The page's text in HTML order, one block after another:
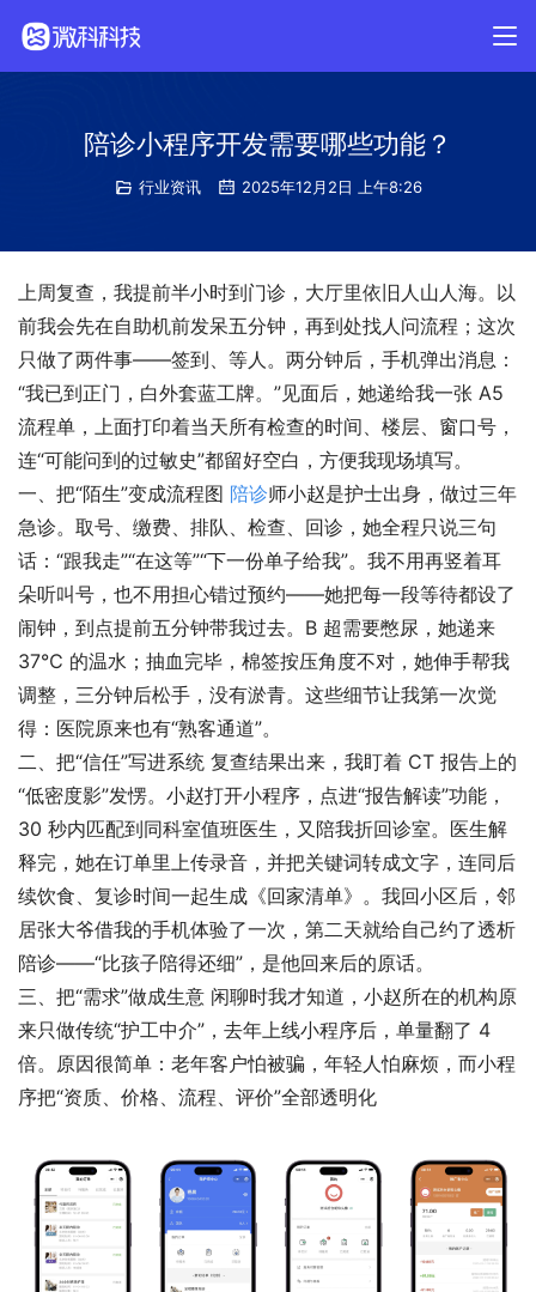
陪诊小程序开发需要哪些功能？
行业资讯 2025年12月2日 上午8:26
上周复查，我提前半小时到门诊，大厅里依旧人山人海。以
前我会先在自助机前发呆五分钟，再到处找人问流程；这次
只做了两件事——签到、等人。两分钟后，手机弹出消息：
“我已到正门，白外套蓝工牌。”见面后，她递给我一张 A5
流程单，上面打印着当天所有检查的时间、楼层、窗口号，
连“可能问到的过敏史”都留好空白，方便我现场填写。
一、把“陌生”变成流程图 陪诊师小赵是护士出身，做过三年
急诊。取号、缴费、排队、检查、回诊，她全程只说三句
话：“跟我走”“在这等”“下一份单子给我”。我不用再竖着耳
朵听叫号，也不用担心错过预约——她把每一段等待都设了
闹钟，到点提前五分钟带我过去。B 超需要憋尿，她递来
37℃ 的温水；抽血完毕，棉签按压角度不对，她伸手帮我
调整，三分钟后松手，没有淤青。这些细节让我第一次觉
得：医院原来也有“熟客通道”。
二、把“信任”写进系统 复查结果出来，我盯着 CT 报告上的
“低密度影”发愣。小赵打开小程序，点进“报告解读”功能，
30 秒内匹配到同科室值班医生，又陪我折回诊室。医生解
释完，她在订单里上传录音，并把关键词转成文字，连同后
续饮食、复诊时间一起生成《回家清单》。我回小区后，邻
居张大爷借我的手机体验了一次，第二天就给自己约了透析
陪诊——“比孩子陪得还细”，是他回来后的原话。
三、把“需求”做成生意 闲聊时我才知道，小赵所在的机构原
来只做传统“护工中介”，去年上线小程序后，单量翻了 4
倍。原因很简单：老年客户怕被骗，年轻人怕麻烦，而小程
序把“资质、价格、流程、评价”全部透明化